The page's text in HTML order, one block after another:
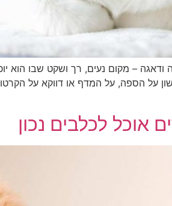
– מקום נעים, רך ושקט שבו הוא
על הספה, על המדף או דווקא על
אוכל לכלבים נכון